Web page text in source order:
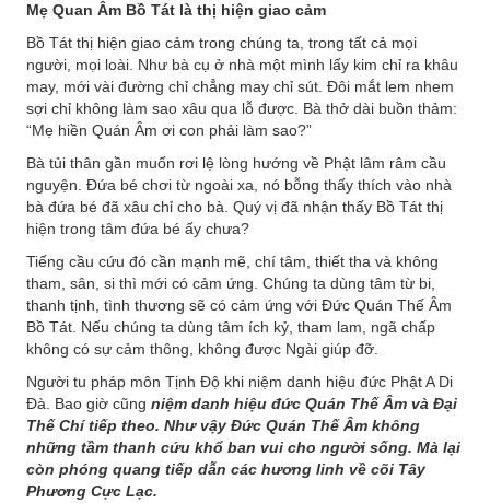
Mẹ Quan Âm Bồ Tát là thị hiện giao cảm
Bồ Tát thị hiện giao cảm trong chúng ta, trong tất cả mọi
người, mọi loài. Như bà cụ ở nhà một mình lấy kim chỉ ra khâu
may, mới vài đường chỉ chẳng may chỉ sút. Đôi mắt lem nhem
sợi chỉ không làm sao xâu qua lỗ được. Bà thở dài buồn thảm:
“Mẹ hiền Quán Âm ơi con phải làm sao?”
Bà tủi thân gần muốn rơi lệ lòng hướng về Phật lâm râm cầu
nguyện. Đứa bé chơi từ ngoài xa, nó bỗng thấy thích vào nhà
bà đứa bé đã xâu chỉ cho bà. Quý vị đã nhận thấy Bồ Tát thị
hiện trong tâm đứa bé ấy chưa?
Tiếng cầu cứu đó cần mạnh mẽ, chí tâm, thiết tha và không
tham, sân, si thì mới có cảm ứng. Chúng ta dùng tâm từ bi,
thanh tịnh, tình thương sẽ có cảm ứng với Đức Quán Thế Âm
Bồ Tát. Nếu chúng ta dùng tâm ích kỷ, tham lam, ngã chấp
không có sự cảm thông, không được Ngài giúp đỡ.
Người tu pháp môn Tịnh Độ khi niệm danh hiệu đức Phật A Di
Đà. Bao giờ cũngniệm danh hiệu đức Quán Thế Âm và Đại
Thế Chí tiếp theo. Như vậy Đức Quán Thế Âm không
những tầm thanh cứu khổ ban vui cho người sống. Mà lại
còn phóng quang tiếp dẫn các hương linh về cõi Tây
Phương Cực Lạc.